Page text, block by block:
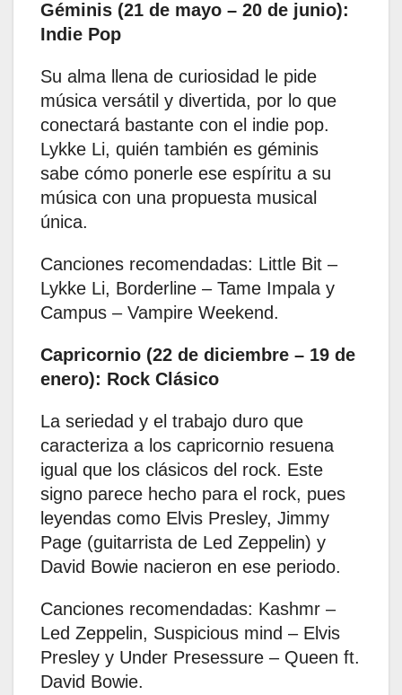
Géminis (21 de mayo – 20 de junio):
Indie Pop
Su alma llena de curiosidad le pide
música versátil y divertida, por lo que
conectará bastante con el indie pop.
Lykke Li, quién también es géminis
sabe cómo ponerle ese espíritu a su
música con una propuesta musical
única. ​
Canciones recomendadas: Little Bit –
Lykke Li, Borderline – Tame Impala y
Campus – Vampire Weekend.
Capricornio (22 de diciembre – 19 de
enero): Rock Clásico
La seriedad y el trabajo duro que
caracteriza a los capricornio resuena
igual que los clásicos del rock. Este
signo parece hecho para el rock, pues
leyendas como Elvis Presley, Jimmy
Page (guitarrista de Led Zeppelin) y
David Bowie nacieron en ese periodo. ​
Canciones recomendadas: Kashmr –
Led Zeppelin, Suspicious mind – Elvis
Presley y Under Presessure – Queen ft.
David Bowie.